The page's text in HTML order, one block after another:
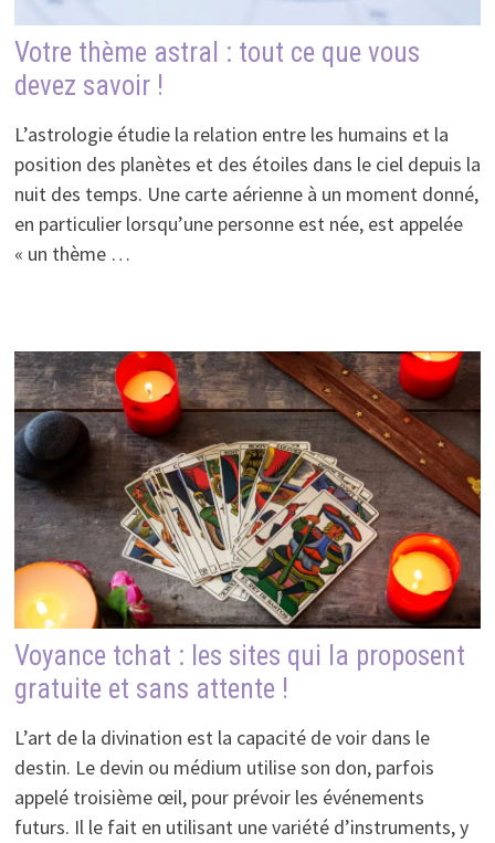
Votre thème astral : tout ce que vous
devez savoir !
L’astrologie étudie la relation entre les humains et la
position des planètes et des étoiles dans le ciel depuis la
nuit des temps. Une carte aérienne à un moment donné,
en particulier lorsqu’une personne est née, est appelée
« un thème …
Voyance tchat : les sites qui la proposent
gratuite et sans attente !
L’art de la divination est la capacité de voir dans le
destin. Le devin ou médium utilise son don, parfois
appelé troisième œil, pour prévoir les événements
futurs. Il le fait en utilisant une variété d’instruments, y